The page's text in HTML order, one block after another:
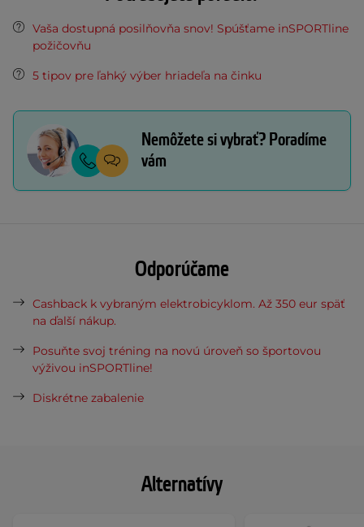
Alternatívy
Vaša dostupná posilňovňa snov! Spúšťame inSPORTline
požičovňu
5 tipov pre ľahký výber hriadeľa na činku
Nemôžete si vybrať? Poradíme
vám
Odporúčame
Cashback k vybraným elektrobicyklom. Až 350 eur späť
na ďalší nákup.
Posuňte svoj tréning na novú úroveň so športovou
výživou inSPORTline!
Diskrétne zabalenie